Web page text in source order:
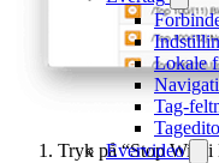
Lokale
Tag-
Evervideo
Tryk på “Stop Wi-